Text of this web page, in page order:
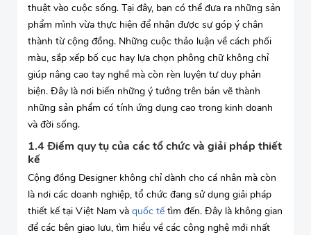
thuật vào cuộc sống. Tại đây, bạn có thể đưa ra những sản
phẩm mình vừa thực hiện để nhận được sự góp ý chân
thành từ cộng đồng. Những cuộc thảo luận về cách phối
màu, sắp xếp bố cục hay lựa chọn phông chữ không chỉ
giúp nâng cao tay nghề mà còn rèn luyện tư duy phản
biện. Đây là nơi biến những ý tưởng trên bản vẽ thành
những sản phẩm có tính ứng dụng cao trong kinh doanh
và đời sống.
1.4 Điểm quy tụ của các tổ chức và giải pháp thiết
kế
Cộng đồng Designer không chỉ dành cho cá nhân mà còn
là nơi các doanh nghiệp, tổ chức đang sử dụng giải pháp
thiết kế tại Việt Nam và quốc tế tìm đến. Đây là không gian
để các bên giao lưu, tìm hiểu về các công nghệ mới nhất